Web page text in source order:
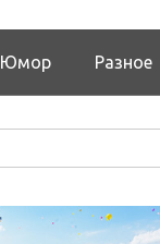
Юмор Разное